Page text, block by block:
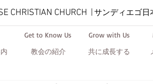
CHRISTIAN CHURCH サンディエゴ日
Get to Know Us
教会の紹介
Grow with Us
共に成長する